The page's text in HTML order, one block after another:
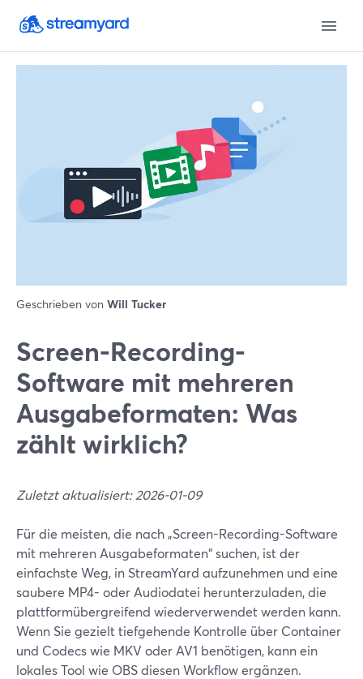
Geschrieben von Will Tucker
Screen-Recording-
Software mit mehreren
Ausgabeformaten: Was
zählt wirklich?
Zuletzt aktualisiert: 2026-01-09
Für die meisten, die nach „Screen-Recording-Software
mit mehreren Ausgabeformaten“ suchen, ist der
einfachste Weg, in StreamYard aufzunehmen und eine
saubere MP4- oder Audiodatei herunterzuladen, die
plattformübergreifend wiederverwendet werden kann.
Wenn Sie gezielt tiefgehende Kontrolle über Container
und Codecs wie MKV oder AV1 benötigen, kann ein
lokales Tool wie OBS diesen Workflow ergänzen.